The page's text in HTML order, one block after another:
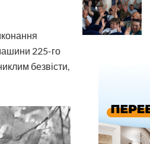
225-го
безвісти,